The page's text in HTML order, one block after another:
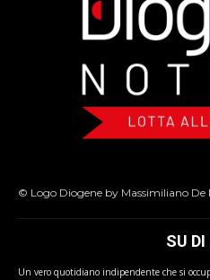
© Logo Diogene by Massimiliano De
SU DI
Un vero quotidiano indipendente che si